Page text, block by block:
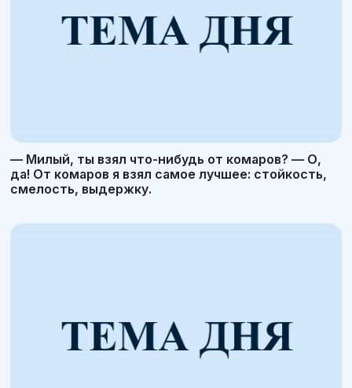
— Милый, ты взял что-нибудь от комаров? — О,
да! От комаров я взял самое лучшее: стойкость,
смелость, выдержку.